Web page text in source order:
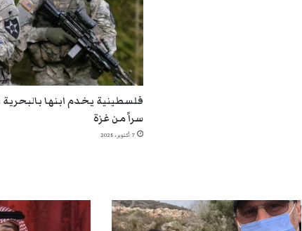
فلسطينية يخدم ابنها بالبحرية
سراً من غزة
7 أكتوبر، 2025